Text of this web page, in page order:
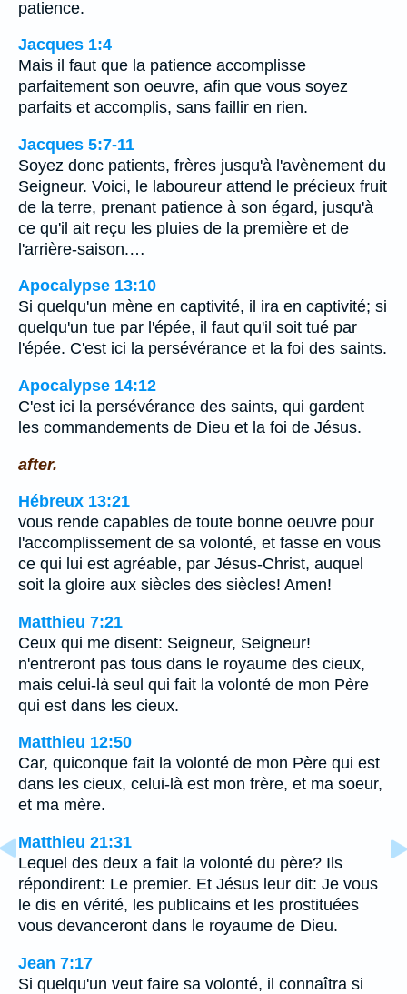
patience.
Jacques 1:4
Mais il faut que la patience accomplisse
parfaitement son oeuvre, afin que vous soyez
parfaits et accomplis, sans faillir en rien.
Jacques 5:7-11
Soyez donc patients, frères jusqu'à l'avènement du
Seigneur. Voici, le laboureur attend le précieux fruit
de la terre, prenant patience à son égard, jusqu'à
ce qu'il ait reçu les pluies de la première et de
l'arrière-saison.…
Apocalypse 13:10
Si quelqu'un mène en captivité, il ira en captivité; si
quelqu'un tue par l'épée, il faut qu'il soit tué par
l'épée. C'est ici la persévérance et la foi des saints.
Apocalypse 14:12
C'est ici la persévérance des saints, qui gardent
les commandements de Dieu et la foi de Jésus.
after.
Hébreux 13:21
vous rende capables de toute bonne oeuvre pour
l'accomplissement de sa volonté, et fasse en vous
ce qui lui est agréable, par Jésus-Christ, auquel
soit la gloire aux siècles des siècles! Amen!
Matthieu 7:21
Ceux qui me disent: Seigneur, Seigneur!
n'entreront pas tous dans le royaume des cieux,
mais celui-là seul qui fait la volonté de mon Père
qui est dans les cieux.
Matthieu 12:50
Car, quiconque fait la volonté de mon Père qui est
dans les cieux, celui-là est mon frère, et ma soeur,
et ma mère.
Matthieu 21:31
Lequel des deux a fait la volonté du père? Ils
répondirent: Le premier. Et Jésus leur dit: Je vous
le dis en vérité, les publicains et les prostituées
vous devanceront dans le royaume de Dieu.
Jean 7:17
Si quelqu'un veut faire sa volonté, il connaîtra si